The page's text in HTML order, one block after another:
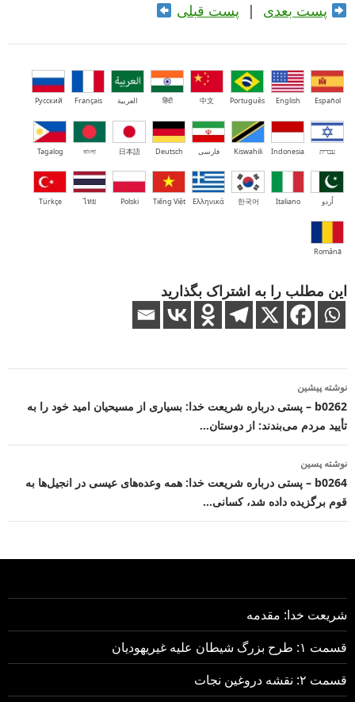
پست بعدی | پست قبلی
Español
English
Português
中文
हिंदी العربية Français
Русский
עברית Indonesia
Kiswahili فارسی Deutsch
日本語
বাংলা
Tagalog
اُردو Italiano
한국어
Ελληνικά
Tiếng Việt
Polski
ไทย
Türkçe
Română
این مطلب را به اشتراک بگذارید
ناوبری
نوشته
نوشته پیشین
b0262 – پستی درباره شریعت خدا: بسیاری از مسیحیان امید خود را به
تأیید مردم می‌بندند: از دوستان…
نوشته پسین
b0264 – پستی درباره شریعت خدا: همه وعده‌های عیسی در انجیل‌ها به
قوم برگزیده داده شد، کسانی…
شریعت خدا: مقدمه
قسمت ۱: طرح بزرگ شیطان علیه غیریهودیان
قسمت ۲: نقشه دروغین نجات